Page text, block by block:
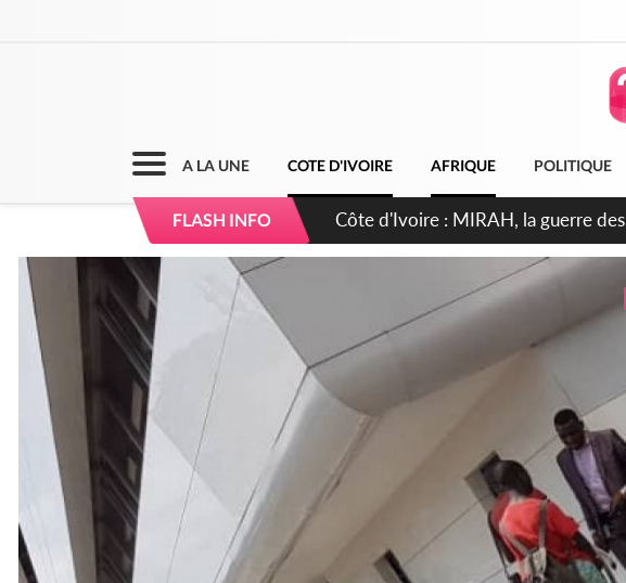
A LA UNE COTE D'IVOIRE AFRIQUE POLITIQUE
FLASH INFO Côte d'Ivoire : Indépendance